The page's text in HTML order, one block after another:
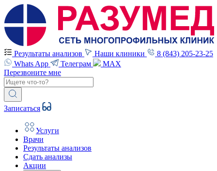
Результаты анализов Наши клиники
8 (843) 205-23-25
Whats App
Телеграм
MAX
Перезвоните мне
Записаться
Услуги
Врачи
Результаты анализов
Сдать анализы
Акции